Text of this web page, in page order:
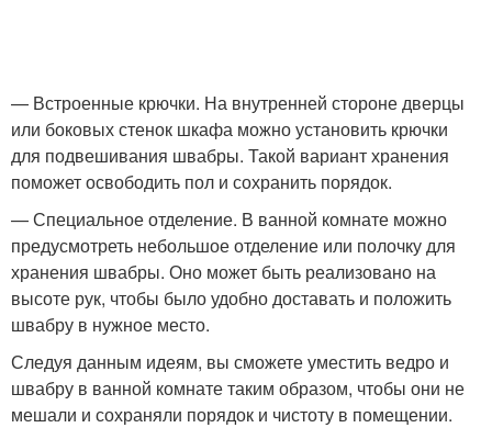
— Встроенные крючки. На внутренней стороне дверцы
или боковых стенок шкафа можно установить крючки
для подвешивания швабры. Такой вариант хранения
поможет освободить пол и сохранить порядок.
— Специальное отделение. В ванной комнате можно
предусмотреть небольшое отделение или полочку для
хранения швабры. Оно может быть реализовано на
высоте рук, чтобы было удобно доставать и положить
швабру в нужное место.
Следуя данным идеям, вы сможете уместить ведро и
швабру в ванной комнате таким образом, чтобы они не
мешали и сохраняли порядок и чистоту в помещении.